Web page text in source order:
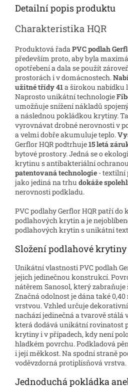
Detailní popis produktu
Charakteristika HQR
Produktová řada PVC podlah
především proto, aby byla
opotřebení a dala se použít
prostorách i v domácnostech.
užitné třídy 41a širokou nabídku
Naprosto unikátní technologie
umožňuje snížení nákladů
a následnou pokládkou krytiny.
vyrovnávat drobné nerovnosti v
a velmi dobře akumuluje teplo.
Gerflor HQR podtrhuje15 letá
bytové prostory. Jedná se o
krytinu s antibakteriální
patentovaná technologie - textilní
jako jediná na trhu dokáže
nerovnosti podkladu.
PVC podlahy Gerflor HQR patří do
podlahových krytin a je
podlahových krytin s unikátní
Složení podlahové krytiny
Unikátní vlastnosti PVC podlah
jejich jedinečnou konstrukcí.
nátěrem Sanosol, který
Značná odolnost je dána také
vrstvou. Vzhled určuje
nachází jedinečná a tvarově stálá
která dodává unikátní rovinatost
krytiny i v případech, kdy není
hladkém povrchu. Podkladová
i její měkkost. Na spodní straně
voděvzdorná protiplísňová vrstva.
Jednoduchá pokládka